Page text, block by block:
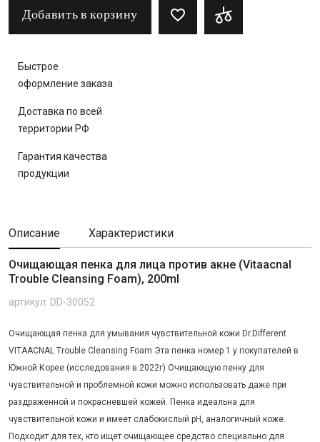
Добавить в корзину
Быстрое
оформление заказа
Доставка по всей
территории РФ
Гарантия качества
продукции
Описание Характеристики
Очищающая пенка для лица против акне (Vitaacnal
Trouble Cleansing Foam), 200ml
артикул: DD-30052
Очищающая пенка для умывания чувствительной кожи Dr.Different
VITAACNAL Trouble Cleansing Foam Эта пенка номер 1 у покупателей в
Южной Корее (исследования в 2022г) Очищающую пенку для
чувствительной и проблемной кожи можно использовать даже при
раздраженной и покрасневшей кожей. Пенка идеальна для
чувствительной кожи и имеет слабокислый pH, аналогичный коже.
Подходит для тех, кто ищет очищающее средство специально для